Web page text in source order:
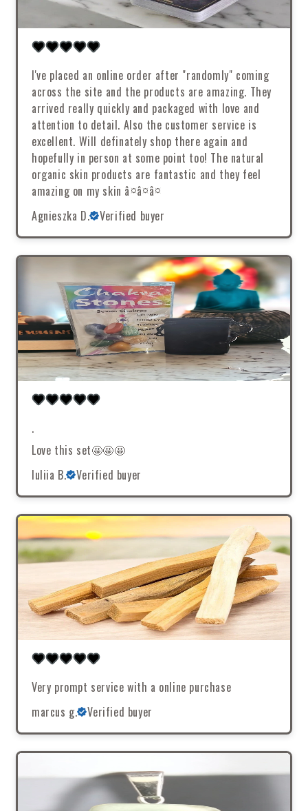
I've placed an online order after "randomly" coming
across the site and the products are amazing. They
arrived really quickly and packaged with love and
attention to detail. Also the customer service is
excellent. Will definately shop there again and
hopefully in person at some point too! The natural
organic skin products are fantastic and they feel
amazing on my skin â¤â¤â¤
Agnieszka D.
Verified buyer
.
Love this set🤩🤩🤩
Iuliia B.
Verified buyer
Very prompt service with a online purchase
marcus g.
Verified buyer